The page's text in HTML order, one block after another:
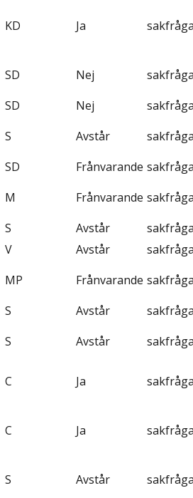
KD Ja
SD Nej
SD Nej
S Avstår
SD Frånvarande
M Frånvarande
S Avstår
V Avstår
MP Frånvarande
S Avstår
S Avstår
C Ja
C Ja
S Avstår